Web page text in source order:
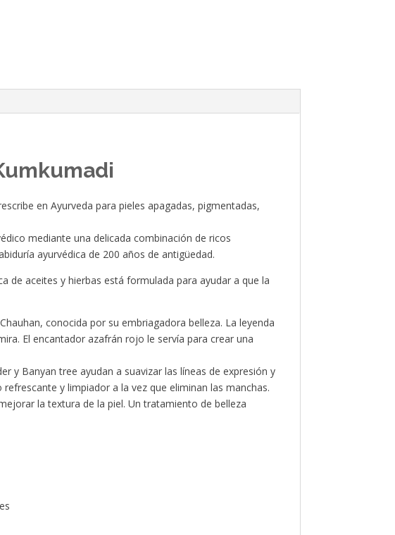
en Ayurveda para pieles apagadas, pigmentadas,
mediante una delicada combinación de ricos
ayurvédica de 200 años de antigüedad.
de aceites y hierbas está formulada para ayudar a que la
conocida por su embriagadora belleza. La leyenda
El encantador azafrán rojo le servía para crear una
y Banyan tree ayudan a suavizar las líneas de expresión y
y limpiador a la vez que eliminan las manchas.
la textura de la piel. Un tratamiento de belleza